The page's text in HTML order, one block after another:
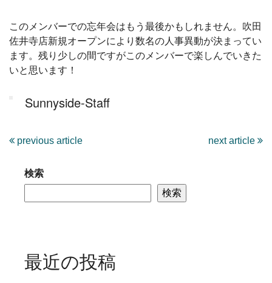
このメンバーでの忘年会はもう最後かもしれません。吹田
佐井寺店新規オープンにより数名の人事異動が決まってい
ます。残り少しの間ですがこのメンバーで楽しんでいきた
いと思います！
Sunnyside-Staff
previous article next article
検索
検索
最近の投稿